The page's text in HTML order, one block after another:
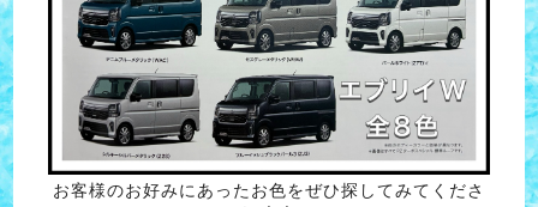
お客様のお好みにあったお色をぜひ探してみてくださ